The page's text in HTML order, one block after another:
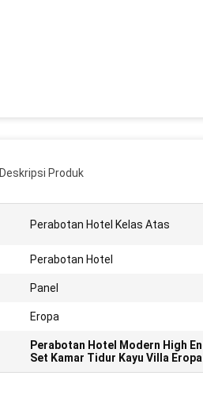
Deskripsi Produk
Perabotan Hotel Kelas Atas
Perabotan Hotel
Panel
Eropa
Perabotan Hotel Modern High
Set Kamar Tidur Kayu Villa Eropa